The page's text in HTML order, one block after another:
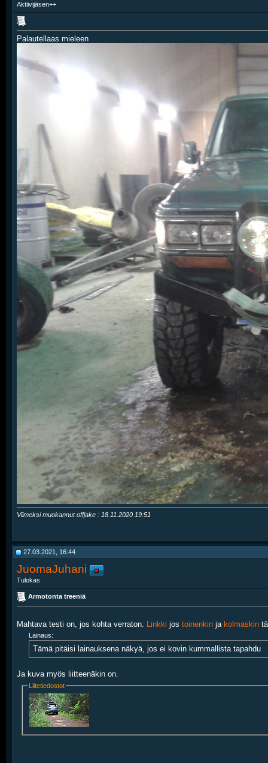
Aktiivijäsen++
Palautellaas mieleen
Viimeksi muokannut offjake : 18.11.2020 19:51
27.03.2021, 16:44
JuomaJuhani
Tulokas
Armotonta treeniä
Mahtava testi on, jos kohta verraton. Linkki jos toinenkin ja kolmaskin
Lainaus:
Tämä pitäisi lainauksena näkyä, jos ei kovin kummallista tapahdu
Ja kuva myös liitteenäkin on.
Liitetiedostot